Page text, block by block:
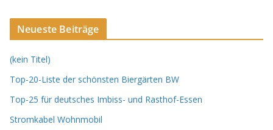
Neueste Beiträge
(kein Titel)
Top-20-Liste der schönsten Biergärten BW
Top-25 für deutsches Imbiss- und Rasthof-Essen
Stromkabel Wohnmobil